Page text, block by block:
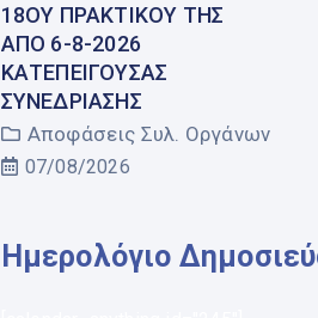
18ΟΥ ΠΡΑΚΤΙΚΟΎ ΤΗΣ
ΑΠΌ 6-8-2026
ΚΑΤΕΠΕΊΓΟΥΣΑΣ
ΣΥΝΕΔΡΊΑΣΗΣ
Αποφάσεις Συλ. Οργάνων
07/08/2026
Ημερολόγιο